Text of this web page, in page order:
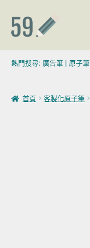
跳至導覽列
跳至主要內容
(02)7729-4140
聯絡我們
熱門搜尋: 廣告筆| 原子筆
首頁 客製化原子筆